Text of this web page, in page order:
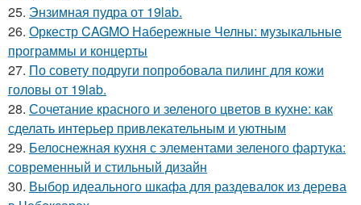
25. Энзимная пудра от 19lab.
26. Оркестр CAGMO Набережные Челны: музыкальные
программы и концерты
27. По совету подруги попробовала пилинг для кожи
головы от 19lab.
28. Сочетание красного и зеленого цветов в кухне: как
сделать интерьер привлекательным и уютным
29. Белоснежная кухня с элементами зеленого фартука:
современный и стильный дизайн
30. Выбор идеального шкафа для раздевалок из дерева